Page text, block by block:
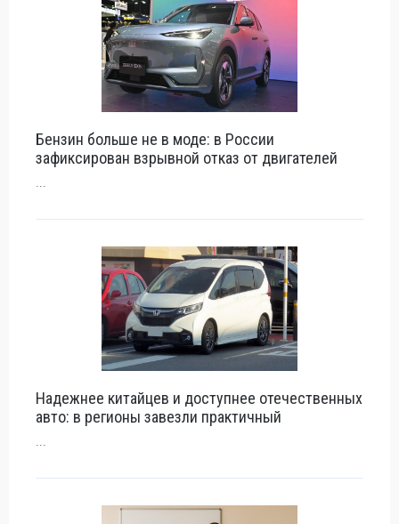
Бензин больше не в моде: в России
зафиксирован взрывной отказ от двигателей
Надежнее китайцев и доступнее отечественных
авто: в регионы завезли практичный